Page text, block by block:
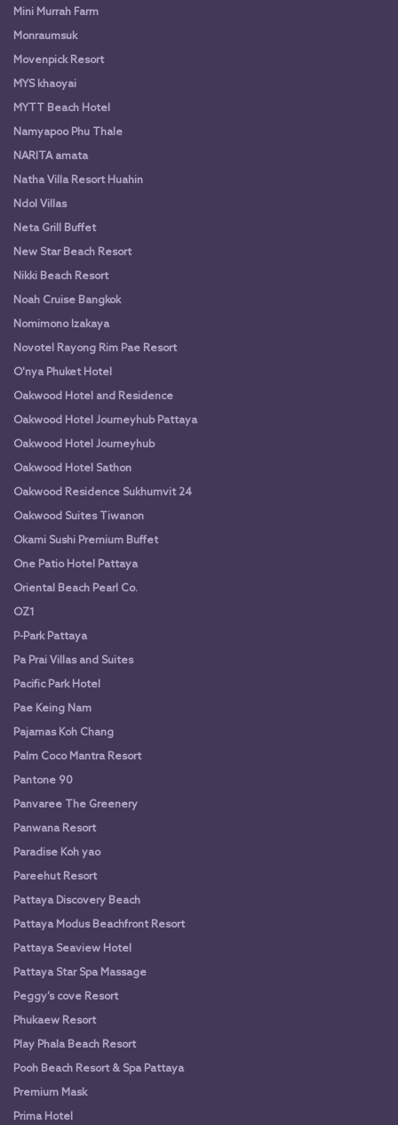
Mini Murrah Farm
Monraumsuk
Movenpick Resort
MYS khaoyai
MYTT Beach Hotel
Namyapoo Phu Thale
NARITA amata
Natha Villa Resort Huahin
Ndol Villas
Neta Grill Buffet
New Star Beach Resort
Nikki Beach Resort
Noah Cruise Bangkok
Nomimono Izakaya
Novotel Rayong Rim Pae Resort
O'nya Phuket Hotel
Oakwood Hotel and Residence
Oakwood Hotel Journeyhub Pattaya
Oakwood Hotel Journeyhub
Oakwood Hotel Sathon
Oakwood Residence Sukhumvit 24
Oakwood Suites Tiwanon
Okami Sushi Premium Buffet
One Patio Hotel Pattaya
Oriental Beach Pearl Co.
OZ1
P-Park Pattaya
Pa Prai Villas and Suites
Pacific Park Hotel
Pae Keing Nam
Pajamas Koh Chang
Palm Coco Mantra Resort
Pantone 90
Panvaree The Greenery
Panwana Resort
Paradise Koh yao
Pareehut Resort
Pattaya Discovery Beach
Pattaya Modus Beachfront Resort
Pattaya Seaview Hotel
Pattaya Star Spa Massage
Peggy’s cove Resort
Phukaew Resort
Play Phala Beach Resort
Pooh Beach Resort & Spa Pattaya
Premium Mask
Prima Hotel